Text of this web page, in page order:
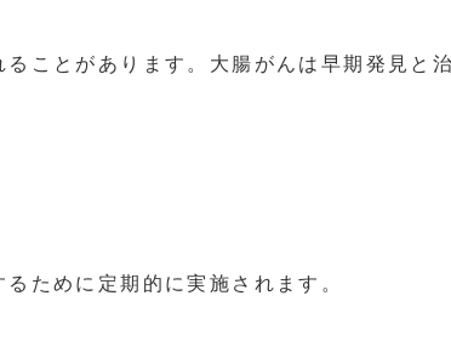
ことがあります。大腸がんは早期発見と
ために定期的に実施されます。